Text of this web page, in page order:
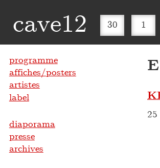
cave12 30 1
programme
affiches/posters
artistes
label
diaporama
presse
archives